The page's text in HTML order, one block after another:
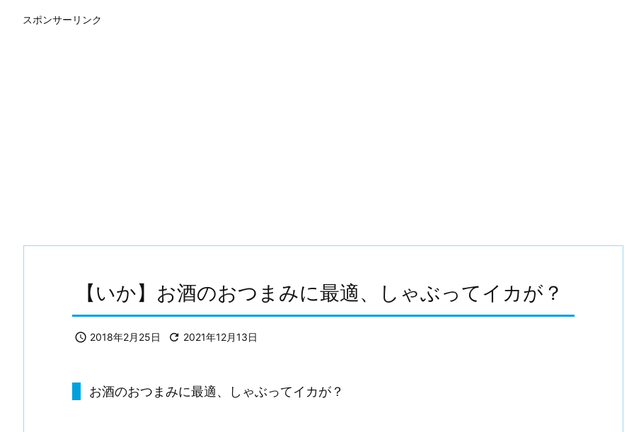
スポンサーリンク
【いか】お酒のおつまみに最適、しゃぶってイカが？
 2018年2月25日  2021年12月13日
お酒のおつまみに最適、しゃぶってイカが？